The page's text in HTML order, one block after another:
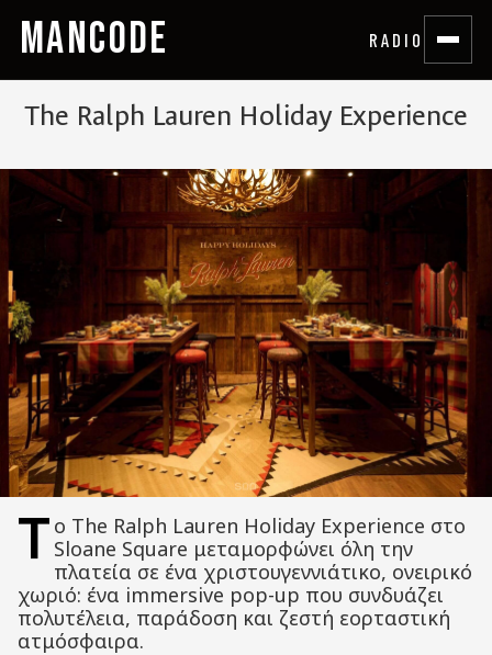
MANCODE RADIO
The Ralph Lauren Holiday Experience
Τ ο The Ralph Lauren Holiday Experience στο
Sloane Square μεταμορφώνει όλη την
πλατεία σε ένα χριστουγεννιάτικο, ονειρικό
χωριό: ένα immersive pop-up που συνδυάζει
πολυτέλεια, παράδοση και ζεστή εορταστική
ατμόσφαιρα.